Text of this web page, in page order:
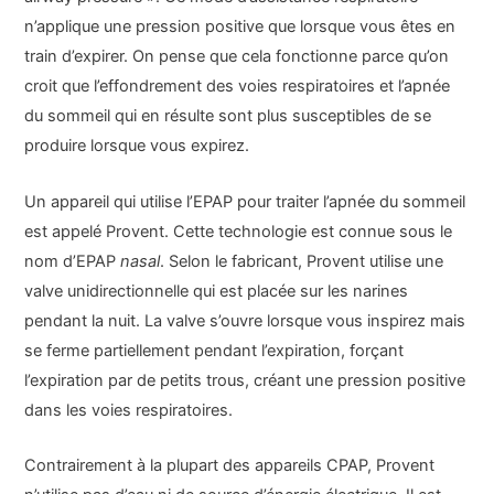
n’applique une pression positive que lorsque vous êtes en
train d’expirer. On pense que cela fonctionne parce qu’on
croit que l’effondrement des voies respiratoires et l’apnée
du sommeil qui en résulte sont plus susceptibles de se
produire lorsque vous expirez.
Un appareil qui utilise l’EPAP pour traiter l’apnée du sommeil
est appelé Provent. Cette technologie est connue sous le
nom d’EPAPnasal. Selon le fabricant, Provent utilise une
valve unidirectionnelle qui est placée sur les narines
pendant la nuit. La valve s’ouvre lorsque vous inspirez mais
se ferme partiellement pendant l’expiration, forçant
l’expiration par de petits trous, créant une pression positive
dans les voies respiratoires.
Contrairement à la plupart des appareils CPAP, Provent